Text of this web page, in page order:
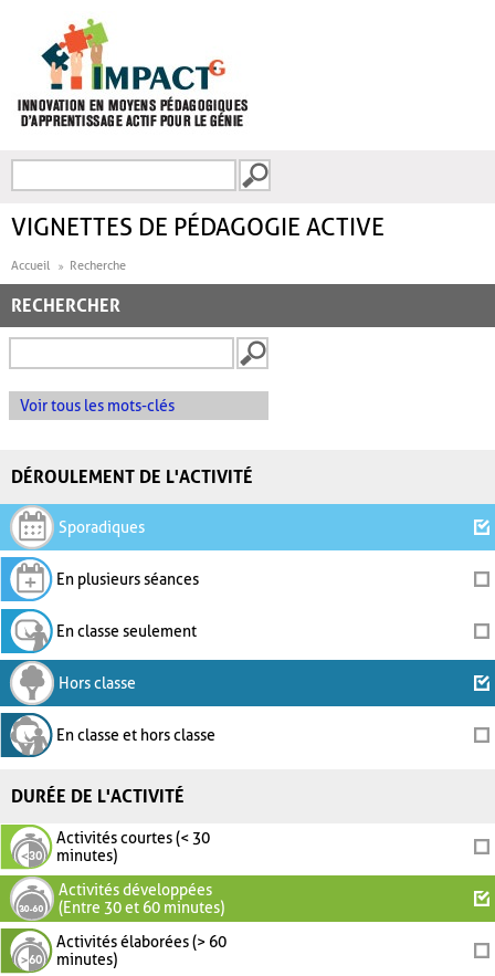
FORMULAIRE DE
VIGNETTES DE PÉDAGOGIE ACTIVE
Accueil Recherche
RECHERCHER
Voir tous les mots-clés
DÉROULEMENT DE L'ACTIVITÉ
Sporadiques
En plusieurs séances
En classe seulement
Hors classe
En classe et hors classe
DURÉE DE L'ACTIVITÉ
Activités courtes (< 30
minutes)
Activités développées
(Entre 30 et 60 minutes)
Activités élaborées (> 60
minutes)